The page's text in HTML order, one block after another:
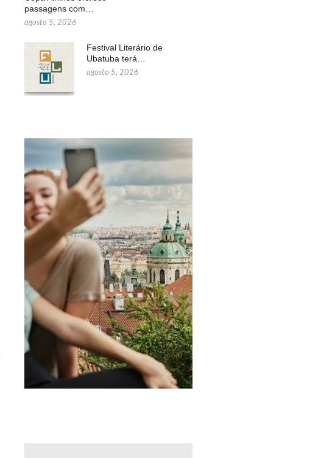
passagens com…
agosto 5, 2026
Festival Literário de
Ubatuba terá…
agosto 5, 2026